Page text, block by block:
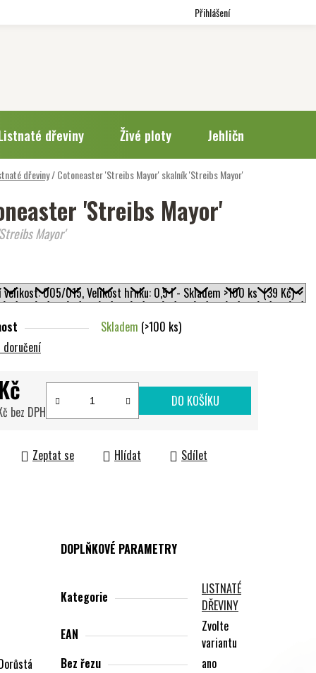
Přihlášení
dřeviny Živé ploty Jehličnany
dřeviny/Cotoneaster 'Streibs Mayor'skalník 'Streibs Mayor'
'Streibs Mayor'
Mayor'
Skladem (>100 ks)
bez DPH
DO KOŠÍKU
Zeptat se Hlídat Sdílet
DOPLŇKOVÉ PARAMETRY
Kategorie
LISTNATÉ
DŘEVINY
EAN
Zvolte
variantu
Bez řezu
ano